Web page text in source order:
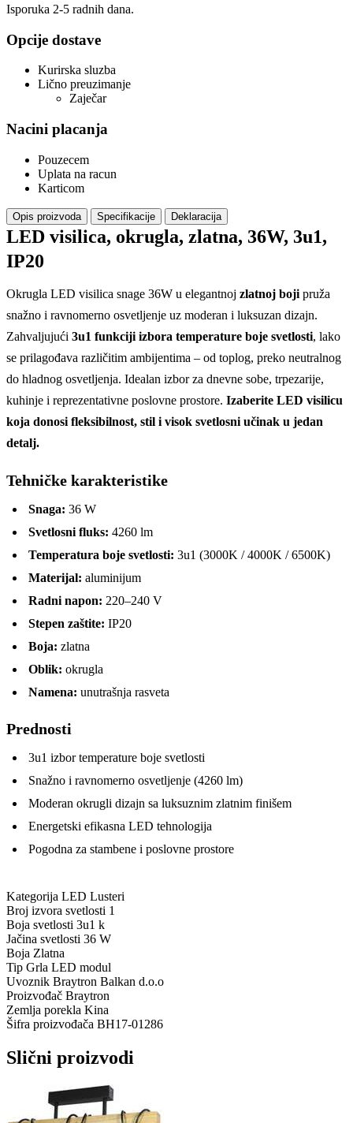
Isporuka 2-5 radnih dana.
Opcije dostave
Kurirska sluzba
Lično preuzimanje
Zaječar
Nacini placanja
Pouzecem
Uplata na racun
Karticom
Opis proizvoda Specifikacije Deklaracija
LED visilica, okrugla, zlatna, 36W, 3u1,
IP20
Okrugla LED visilica snage 36W u elegantnoj zlatnoj boji pruža
snažno i ravnomerno osvetljenje uz moderan i luksuzan dizajn.
Zahvaljujući 3u1 funkciji izbora temperature boje svetlosti, lako
se prilagođava različitim ambijentima – od toplog, preko neutralnog
do hladnog osvetljenja. Idealan izbor za dnevne sobe, trpezarije,
kuhinje i reprezentativne poslovne prostore. Izaberite LED visilicu
koja donosi fleksibilnost, stil i visok svetlosni učinak u jedan
detalj.
Tehničke karakteristike
Snaga: 36 W
Svetlosni fluks: 4260 lm
Temperatura boje svetlosti: 3u1 (3000K / 4000K / 6500K)
Materijal: aluminijum
Radni napon: 220–240 V
Stepen zaštite: IP20
Boja: zlatna
Oblik: okrugla
Namena: unutrašnja rasveta
Prednosti
3u1 izbor temperature boje svetlosti
Snažno i ravnomerno osvetljenje (4260 lm)
Moderan okrugli dizajn sa luksuznim zlatnim finišem
Energetski efikasna LED tehnologija
Pogodna za stambene i poslovne prostore
Kategorija LED Lusteri
Broj izvora svetlosti 1
Boja svetlosti 3u1 k
Jačina svetlosti 36 W
Boja Zlatna
Tip Grla LED modul
Uvoznik Braytron Balkan d.o.o
Proizvođač Braytron
Zemlja porekla Kina
Šifra proizvođača BH17-01286
Slični proizvodi